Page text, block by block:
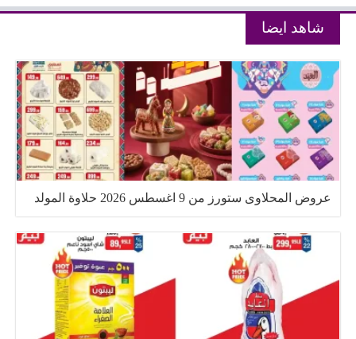
شاهد ايضا
عروض المحلاوى ستورز من 9 اغسطس 2026 حلاوة المولد